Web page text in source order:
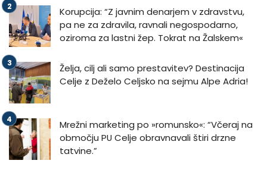
Korupcija: “Z javnim denarjem v zdravstvu,
pa ne za zdravila, ravnali negospodarno,
oziroma za lastni žep. Tokrat na Žalskem«
Želja, cilj ali samo prestavitev? Destinacija
Celje z Deželo Celjsko na sejmu Alpe Adria!
Mrežni marketing po »romunsko«: “Včeraj na
območju PU Celje obravnavali štiri drzne
tatvine.”